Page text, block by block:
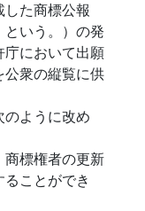
た商標公報
という。）の発
において出願
衆の縦覧に供
ように改め
標権者の更新
ことができ